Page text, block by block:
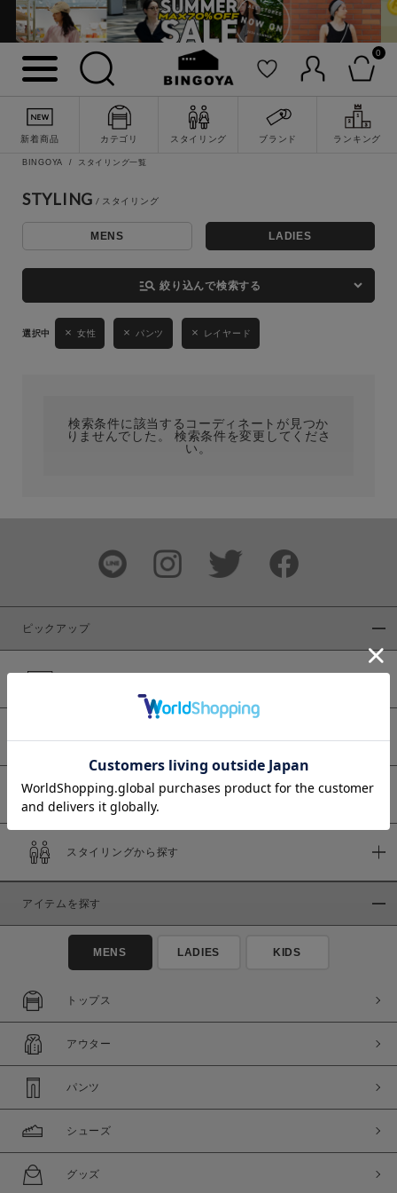
0
新着商品 カテゴリ スタイリング ブランド ランキング
詳細検索
価格
～
商品タイプ
通常商品 予約商品
在庫
在庫あり 在庫なし含む
BINGOYA スタイリング一覧
STYLING
MENS LADIES
manage_search 絞り込んで検索する
女性 パンツ レイヤード
検索条件に該当するコーディネートが見つか
りませんでした。 検索条件を変更してくださ
い。
ピックアップ
予約商品
スタイリングから探す
アイテムを探す
MENS LADIES KIDS
トップス
アウター
パンツ
シューズ
グッズ